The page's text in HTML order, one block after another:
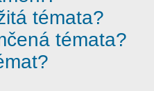
témata?
témata?